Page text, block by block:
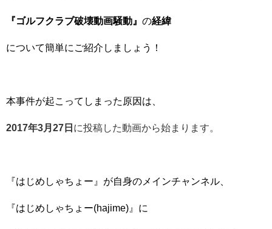
『ゴルフクラブ破壊動画騒動』 の経緯
について簡単にご紹介しましょう！
本事件が起こってしまった原因は、
2017年3月27日 に投稿した動画から始まります。
『はじめしゃちょー』が自身のメインチャンネル、
『はじめしゃちょー(hajime)』に